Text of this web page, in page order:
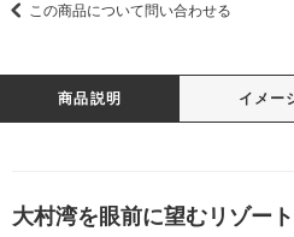
この商品について問い合わせる
商品説明 イメー
大村湾を眼前に望むリゾー